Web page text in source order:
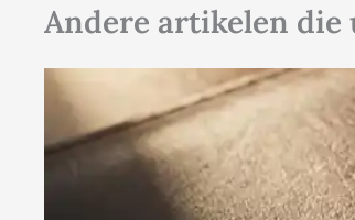
Andere artikelen